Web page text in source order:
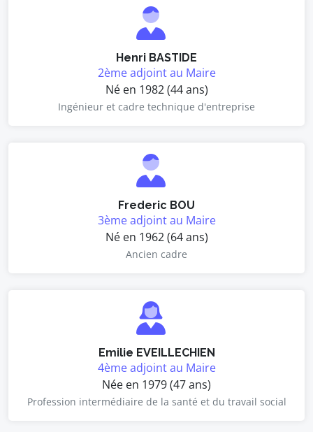
Henri BASTIDE
2ème adjoint au Maire
Né en 1982 (44 ans)
Ingénieur et cadre technique d'entreprise
Frederic BOU
3ème adjoint au Maire
Né en 1962 (64 ans)
Ancien cadre
Emilie EVEILLECHIEN
4ème adjoint au Maire
Née en 1979 (47 ans)
Profession intermédiaire de la santé et du travail social